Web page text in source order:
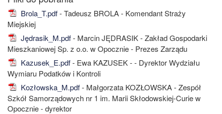
Brola_T.pdf- Tadeusz BROLA - Komendant Straży
Miejskiej
Jędrasik_M.pdf- Marcin JĘDRASIK - Zakład Gospodarki
Mieszkaniowej Sp. z o.o. w Opocznie - Prezes Zarządu
Kazusek_E.pdf- Ewa KAZUSEK - - Dyrektor Wydziału
Wymiaru Podatków i Kontroli
Kozłowska_M.pdf- Małgorzata KOZŁOWSKA - Zespół
Szkół Samorządowych nr 1 im. Marii Skłodowskiej-Curie w
Opocznie - dyrektor